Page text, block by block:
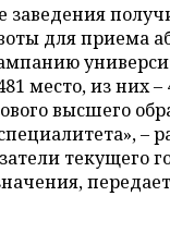
для приема
место, из них –
высшего
–
текущего
передает